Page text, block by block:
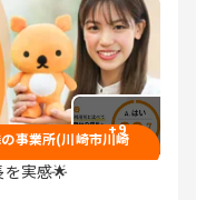
+9
事業所(川崎市川崎
実感🌟